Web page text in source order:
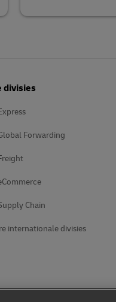
divisies
Forwarding
Chain
internationale divisies